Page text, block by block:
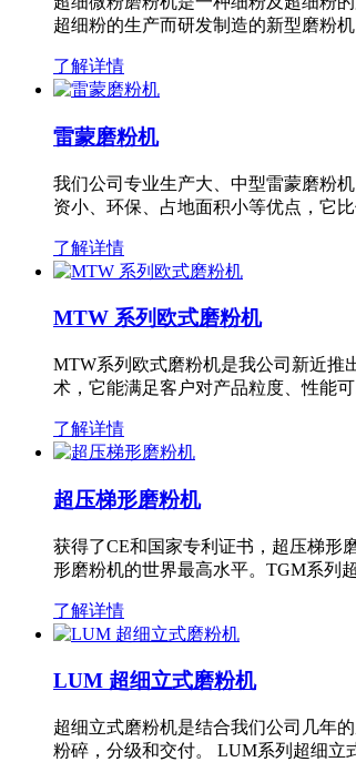
超细粉的生产而研发制造的新型磨粉
了解详情
雷蒙磨粉机
我们公司专业生产大、中型雷蒙磨粉
资小、环保、占地面积小等优点，它
了解详情
MTW 系列欧式磨粉机
MTW系列欧式磨粉机是我公司新近推
术，它能满足客户对产品粒度、性能
了解详情
超压梯形磨粉机
获得了CE和国家专利证书，超压梯形
形磨粉机的世界最高水平。TGM系列
了解详情
LUM 超细立式磨粉机
超细立式磨粉机是结合我们公司几年
粉碎，分级和交付。 LUM系列超细立